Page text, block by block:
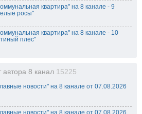
квартира" на 8 канале - 9
росы"
квартира" на 8 канале - 10
плес"
автора 8 канал 15225
новости" на 8 канале от 07.08.2026